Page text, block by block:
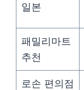
일본
패밀리마트
추천
로손 편의점